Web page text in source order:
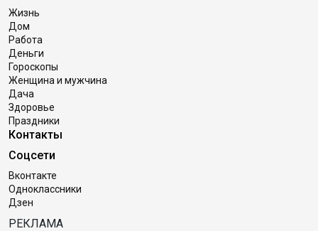
Жизнь
Дом
Работа
Деньги
Гороскопы
Женщина и мужчина
Дача
Здоровье
Праздники
Контакты
Соцсети
Вконтакте
Одноклассники
Дзен
РЕКЛАМА